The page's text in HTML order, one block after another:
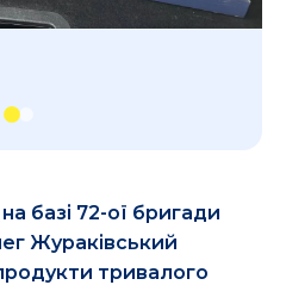
базі 72-ої бригади
Жураківський
тривалого